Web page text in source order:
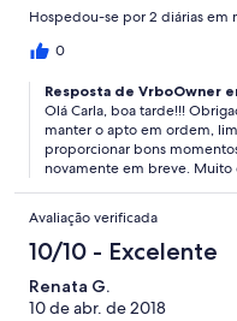
Hospedou-se por 2 diárias em
0
Resposta de VrboOwner
Olá Carla, boa tarde!!!
manter o apto em ordem,
proporcionar bons
novamente em breve. Muito
Avaliação verificada
10/10 - Excelente
Renata G.
10 de abr. de 2018